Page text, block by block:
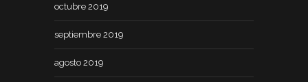
octubre 2019
septiembre 2019
agosto 2019